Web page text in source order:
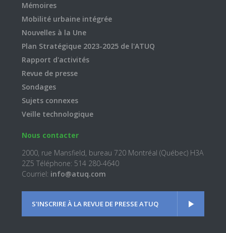
Mémoires
Mobilité urbaine intégrée
Nouvelles à la Une
Plan Stratégique 2023-2025 de l'ATUQ
Rapport d'activités
Revue de presse
Sondages
Sujets connexes
Veille technologique
Nous contacter
2000, rue Mansfield, bureau 720 Montréal (Québec) H3A
2Z5 Téléphone: 514 280-4640
Courriel: info@atuq.com
S'INSCRIRE À LA REVUE DE PRESSE ATUQ